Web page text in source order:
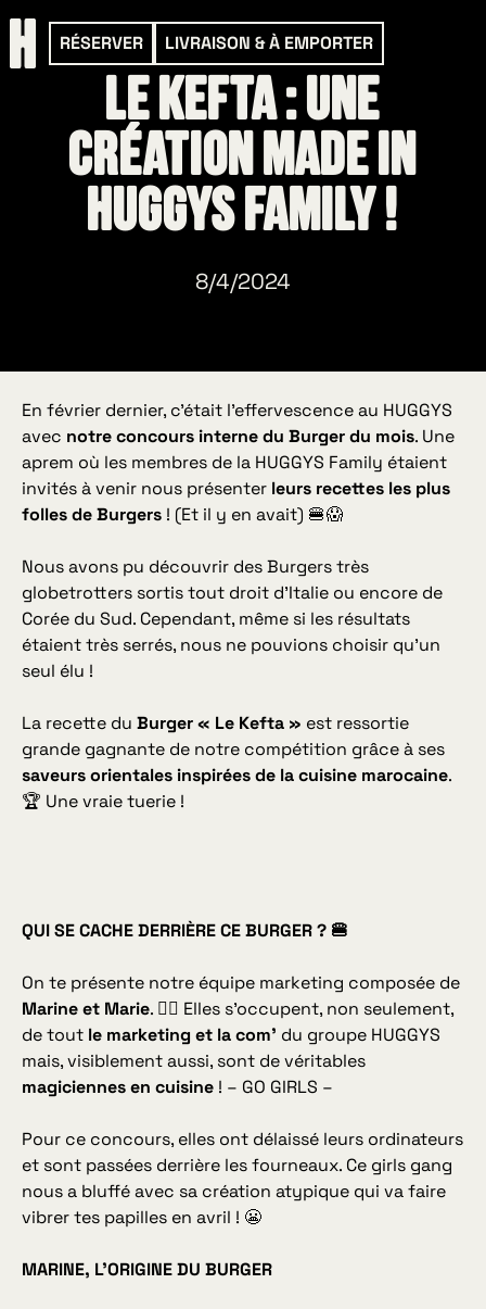
RÉSERVER LIVRAISON & À EMPORTER
Le Kefta : une
création made in
HUGGYS Family !
8/4/2024
En février dernier, c’était l’effervescence au HUGGYS
avec notre concours interne du Burger du mois. Une
aprem où les membres de la HUGGYS Family étaient
invités à venir nous présenter leurs recettes les plus
folles de Burgers! (Et il y en avait) 🍔😱
Nous avons pu découvrir des Burgers très
globetrotters sortis tout droit d’Italie ou encore de
Corée du Sud. Cependant, même si les résultats
étaient très serrés, nous ne pouvions choisir qu’un
seul élu !
La recette du Burger « Le Kefta » est ressortie
grande gagnante de notre compétition grâce à ses
saveurs orientales inspirées de la cuisine marocaine.
🏆 Une vraie tuerie !
QUI SE CACHE DERRIÈRE CE BURGER ? 🍔
On te présente notre équipe marketing composée de
Marine et Marie. 💁‍♀️ Elles s’occupent, non seulement,
de tout le marketing et la com’ du groupe HUGGYS
mais, visiblement aussi, sont de véritables
magiciennes en cuisine! – GO GIRLS –
Pour ce concours, elles ont délaissé leurs ordinateurs
et sont passées derrière les fourneaux. Ce girls gang
nous a bluffé avec sa création atypique qui va faire
vibrer tes papilles en avril ! 😬
MARINE, L’ORIGINE DU BURGER